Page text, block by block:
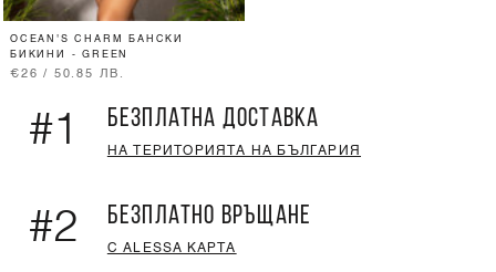
OCEAN'S CHARM БАНСКИ
БИКИНИ - GREEN
€26 / 50.85 ЛВ.
#1 БЕЗПЛАТНА ДОСТАВКА
НА ТЕРИТОРИЯТА НА БЪЛГАРИЯ
#2 БЕЗПЛАТНО ВРЪЩАНЕ
С ALESSA КАРТА